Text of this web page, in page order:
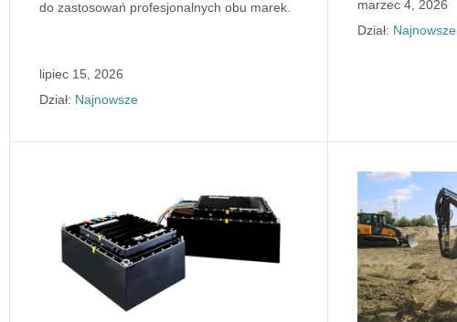
do zastosowań profesjonalnych obu marek.
lipiec 15, 2026
Dział: Najnowsze
marzec 4, 2026
Dział: Najnowsze